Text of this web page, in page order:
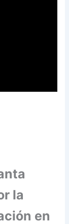
la
en